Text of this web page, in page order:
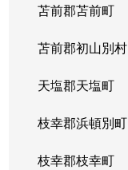
苫前郡苫前町
苫前郡初山別村
天塩郡天塩町
枝幸郡浜頓別町
枝幸郡枝幸町